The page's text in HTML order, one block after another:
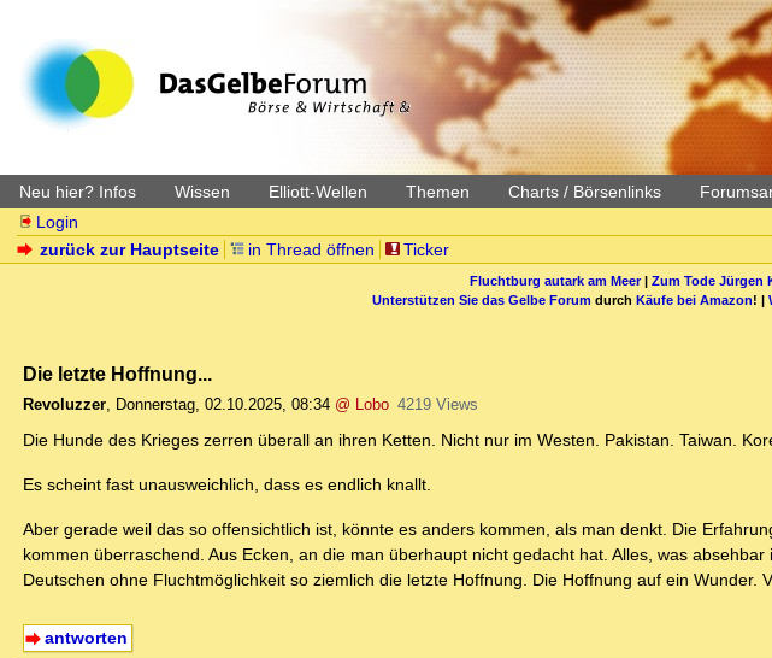
Neu hier? Infos Wissen Elliott-Wellen Themen Charts / Börsenlinks
Login
zurück zur Hauptseite
in Thread öffnen Ticker
Fluchtburg autark am Meer| Zum Tode Jürgen
Unterstützen Sie das Gelbe Forum durch Käufe bei Amazon! |
Die letzte Hoffnung...
Revoluzzer, Donnerstag, 02.10.2025, 08:34 @ Lobo 4219 Views
Die Hunde des Krieges zerren überall an ihren Ketten. Nicht nur im Westen. Pakistan. Taiwan.
Es scheint fast unausweichlich, dass es endlich knallt.
Aber gerade weil das so offensichtlich ist, könnte es anders kommen, als man denkt. Die
kommen überraschend. Aus Ecken, an die man überhaupt nicht gedacht hat. Alles, was
Deutschen ohne Fluchtmöglichkeit so ziemlich die letzte Hoffnung. Die Hoffnung auf ein Wunder.
antworten